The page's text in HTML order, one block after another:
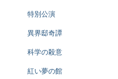
特別公演
異界邸奇譚
科学の殺意
紅い夢の館